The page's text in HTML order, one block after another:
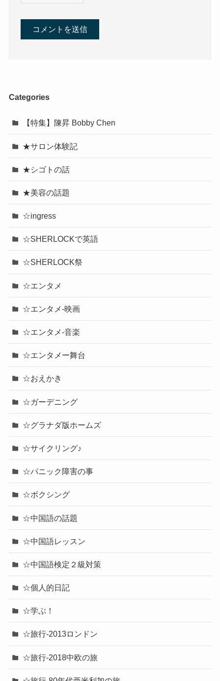
Categories
【特集】陳昇 Bobby Chen
★サロン体験記
★シゴトの話
★美容の話題
☆ingress
☆SHERLOCKで英語
☆SHERLOCK祭
☆エンタメ
☆エンタメ-映画
☆エンタメ-音楽
☆エンタメー舞台
☆おえかき
☆ガーデニング
☆グラナダ版ホームズ
☆サイクリング♪
☆パニック障害の事
☆ボクシング
☆中国語の話題
☆中国語レッスン
☆中国語検定２級対策
☆個人的日記
☆学ぶ！
☆旅行-2013ロンドン
☆旅行-2018中欧の旅